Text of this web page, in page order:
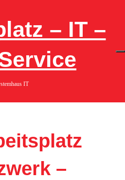
– IT –
IT
–